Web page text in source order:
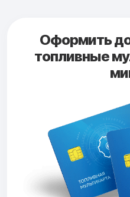
Оформить
топливные